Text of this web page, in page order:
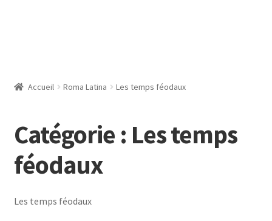
Accueil Roma Latina Les temps féodaux
Catégorie : Les temps
féodaux
Les temps féodaux